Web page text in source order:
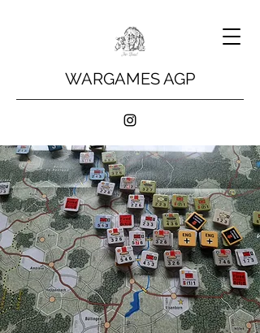
WARGAMES AGP